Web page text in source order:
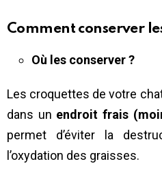
Comment conserver
Où les conserver ?
Les croquettes de votre
dans un endroit frais
permet d’éviter la
l’oxydation des graisses.